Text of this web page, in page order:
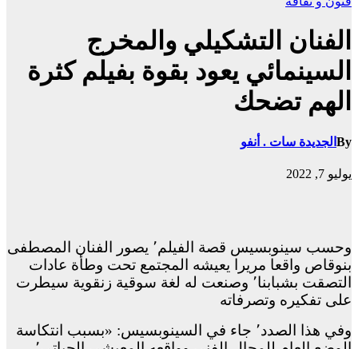
الفنان التشكيلي والمخرج
السينمائي يعود بقوة بفيلم كثرة
الهم تضحك
By الجديدة سات . أنفو
يوليو 7, 2022
وحسب سينوبسيس قصة الفيلم٬ يصور الفنان المصطفى
بنوقاص واقعا مريرا يعيشه المجتمع تحت وطأة عادات
التصقت بشبابنا٬ وصنعت له لغة سوقية زنقوية سيطرت
على تفكيره وتصرفاته
وفي هذا الصدد٬ جاء في السينوبسيس: «بسبب انتكاسة